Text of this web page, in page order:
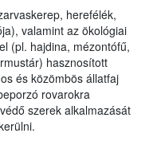
herefélék,
valamint az ökológiai
(pl. hajdina, mézontófű,
hasznosított
és közömbös állatfaj
rovarokra
szerek alkalmazását